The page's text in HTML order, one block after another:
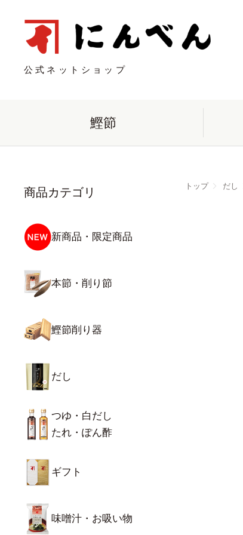
公式ネットショップ
鰹節
商品カテゴリ
新商品・限定商品
本節・削り節
鰹節削り器
だし
つゆ・白だし
たれ・ぽん酢
ギフト
味噌汁・お吸い物
トップ だし